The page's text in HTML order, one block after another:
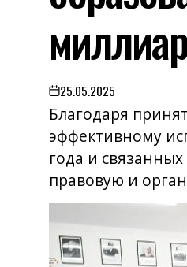
on25.05.2025
Благодаря
эффективному
года и
правовую и